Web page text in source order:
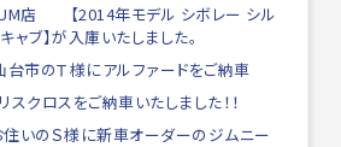
店 【2014年モデル シボレー シル
ャブ】が入庫いたしました。
台市のＴ様にアルファードをご納車
クロスをご納車いたしました！！
いのＳ様に新車オーダーのジムニー